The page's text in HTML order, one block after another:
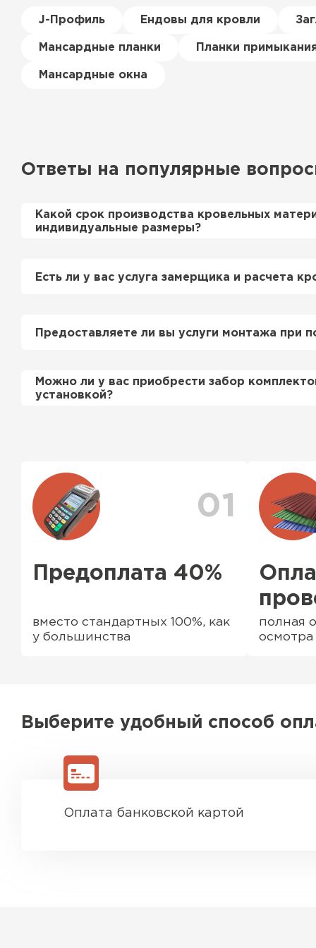
J-Профиль Ендовы для кровли
Мансардные планки Планки
Мансардные окна
Ответы на популярные
Какой срок производства кровельных
индивидуальные размеры?
профнастила 1-2 дня. Производственные
нам производить более 700 м2 в день.
Есть ли у вас услуга замерщика и расчета
просьбе приедет на объект и сделает
этом стоимость расчета нашим специалистом
Предоставляете ли вы услуги монтажа при
смонтировать Вашу кровлю и забор по
подробно уточняйте у менеджера по телефону.
Можно ли у вас приобрести забор
установкой?
01
Предоплата 40%
вместо стандартных 100%, как
у большинства
полная
осмотра
Выберите удобный способ
Оплата банковской картой